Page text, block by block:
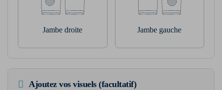
Jambe droite Jambe gauche
Ajoutez vos visuels (facultatif)